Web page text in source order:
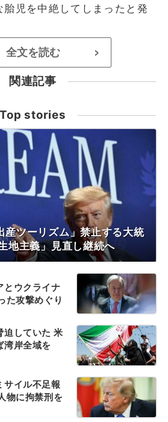
胎児を中絶してしまったと発
全文を読む >
関連記事
Top stories
産ツーリズム」禁止する大統
地主義」見直し継続へ
とウクライナ
た攻撃めぐり
迫していた 米
湾岸全域を
サイル不足報
物に拘禁刑を